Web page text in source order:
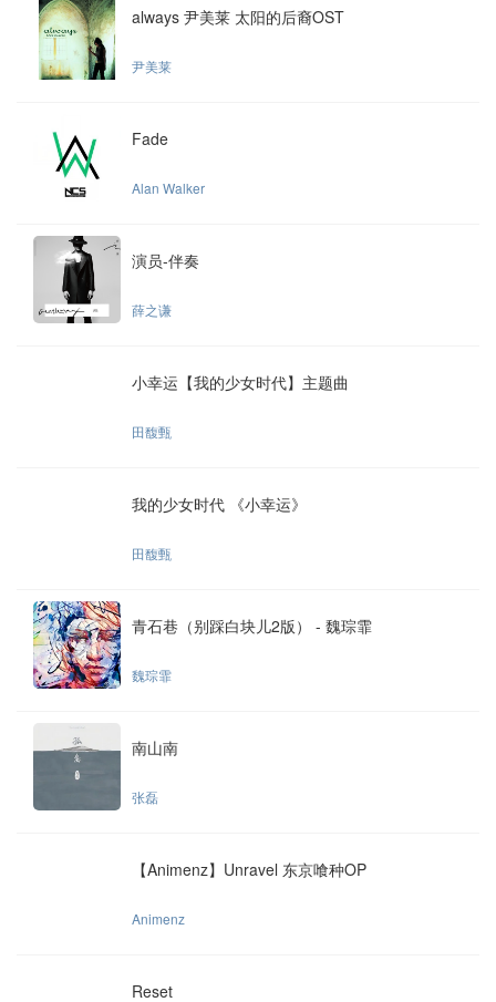
always 尹美莱 太阳的后裔OST
尹美莱
Fade
Alan Walker
演员-伴奏
薛之谦
小幸运【我的少女时代】主题曲
田馥甄
我的少女时代 《小幸运》
田馥甄
青石巷（别踩白块儿2版） - 魏琮霏
魏琮霏
南山南
张磊
【Animenz】Unravel 东京喰种OP
Animenz
Reset